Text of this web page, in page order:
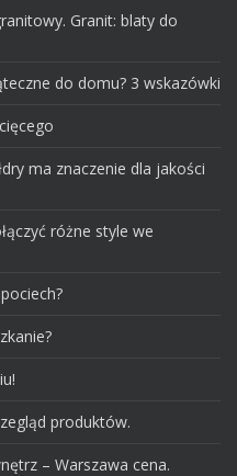
Granit: blaty do
do domu? 3 wskazówki
ma znaczenie dla jakości
różne style we
produktów.
– Warszawa cena.